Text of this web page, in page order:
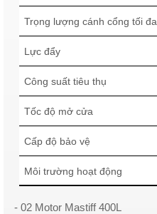
Trọng lượng cánh cổng tối đa
Lực đẩy
Công suất tiêu thụ
Tốc độ mở cửa
Cấp độ bảo vệ
Môi trường hoạt động
- 02 Motor Mastiff 400L